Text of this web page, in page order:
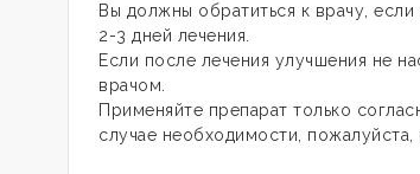
Вы должны обратиться к врачу,
2-3 дней лечения.
Если после лечения улучшения не
врачом.
Применяйте препарат только
случае необходимости,